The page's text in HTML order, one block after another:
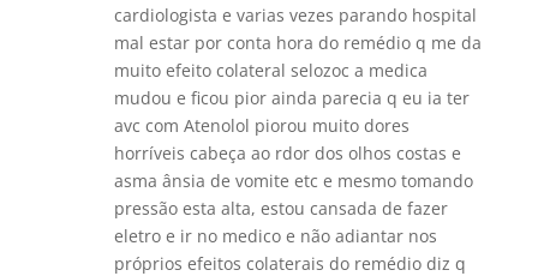
cardiologista e varias vezes parando hospital
mal estar por conta hora do remédio q me da
muito efeito colateral selozoc a medica
mudou e ficou pior ainda parecia q eu ia ter
avc com Atenolol piorou muito dores
horríveis cabeça ao rdor dos olhos costas e
asma ânsia de vomite etc e mesmo tomando
pressão esta alta, estou cansada de fazer
eletro e ir no medico e não adiantar nos
próprios efeitos colaterais do remédio diz q